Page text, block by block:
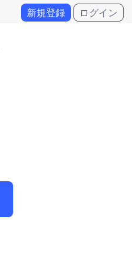
新規登録 ログイン